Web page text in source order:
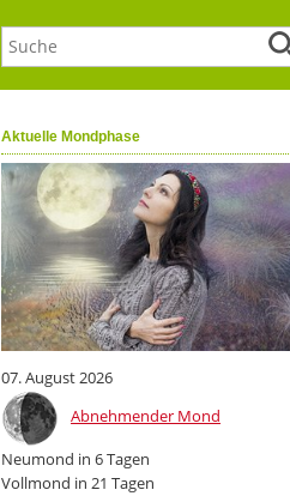
Aktuelle Mondphase
07. August 2026
Abnehmender Mond
Neumond in 6 Tagen
Vollmond in 21 Tagen